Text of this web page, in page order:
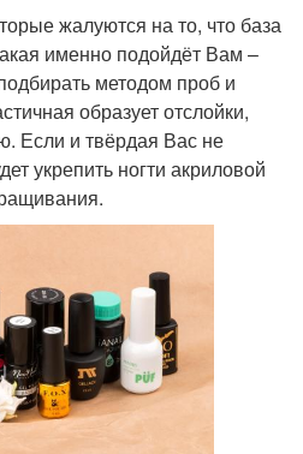
жалуются на то, что база
именно подойдёт Вам –
методом проб и
образует отслойки,
Если и твёрдая Вас не
укрепить ногти акриловой